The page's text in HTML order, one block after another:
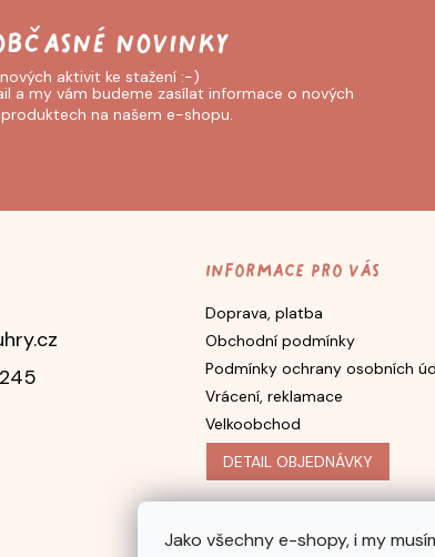
Jako všechny e-shopy, i my
a my vám budeme zasílat informace o nových
produktech na našem e-shopu.
Informace pro vás
Doprava, platba
Obchodní podmínky
Podmínky ochrany osobních
Vrácení, reklamace
Velkoobchod
DETAIL OBJEDNÁVKY